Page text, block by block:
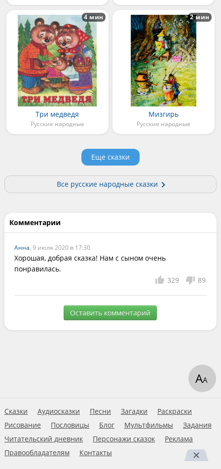
Три медведя
Русские народные
4 мин
Мизгирь
Русские народные
2 мин
Еще сказки
Все русские народные сказки
Комментарии
Анна, 9 июля 2020 в 17:30
Хорошая, добрая сказка! Нам с сыном очень
понравилась.
329
89
Оставить комментарий
Сказки Аудиосказки Песни Загадки
Раскраски
Рисование
Пословицы Блог Мультфильмы
Задания
Читательский дневник
Персонажи сказок
Реклама
Правообладателям
Контакты
АА